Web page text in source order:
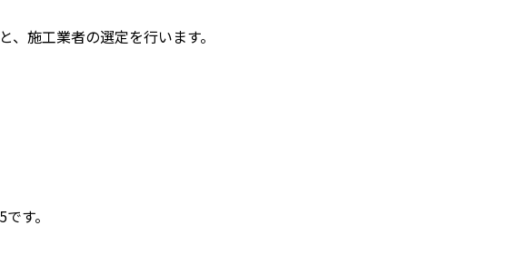
施工業者の選定を行います。
す。